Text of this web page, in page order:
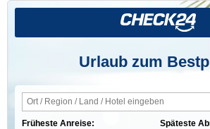
Urlaub zum
Früheste Anreise: Späteste